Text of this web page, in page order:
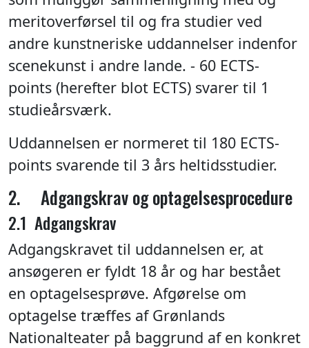
meritoverførsel til og fra studier ved
andre kunstneriske uddannelser indenfor
scenekunst i andre lande. - 60 ECTS-
points (herefter blot ECTS) svarer til 1
studieårsværk.
Uddannelsen er normeret til 180 ECTS-
points svarende til 3 års heltidsstudier.
2. Adgangskrav og optagelsesprocedure
2.1 Adgangskrav
Adgangskravet til uddannelsen er, at
ansøgeren er fyldt 18 år og har bestået
en optagelsesprøve. Afgørelse om
optagelse træffes af Grønlands
Nationalteater på baggrund af en konkret